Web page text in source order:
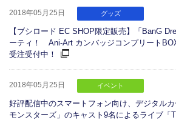
2018年05月25日 グッズ
【ブシロード EC SHOP限定販売】「BanG
ーティ！ Ani-Art カンバッジコンプリート
受注受付中！
2018年05月25日 イベント
好評配信中のスマートフォン向け、デジタル
モンスターズ」のキャスト9名によるライブ「